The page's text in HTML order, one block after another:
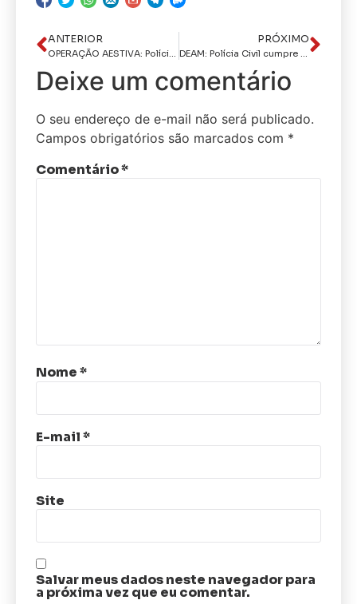
ANTERIOR
OPERAÇÃO AESTIVA: Polícia Civil prende líder de organização criminosa em Palmares/PE
PRÓXIMO
DEAM: Polícia Civil cumpre mandado de prisão preventiva contra investigado por violência doméstica
Deixe um comentário
O seu endereço de e-mail não será publicado.
Campos obrigatórios são marcados com *
Comentário*
Nome*
E-mail*
Site
Salvar meus dados neste navegador para
a próxima vez que eu comentar.